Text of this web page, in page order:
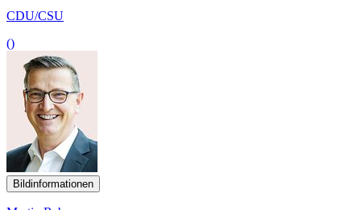
CDU/CSU
()
Bildinformationen